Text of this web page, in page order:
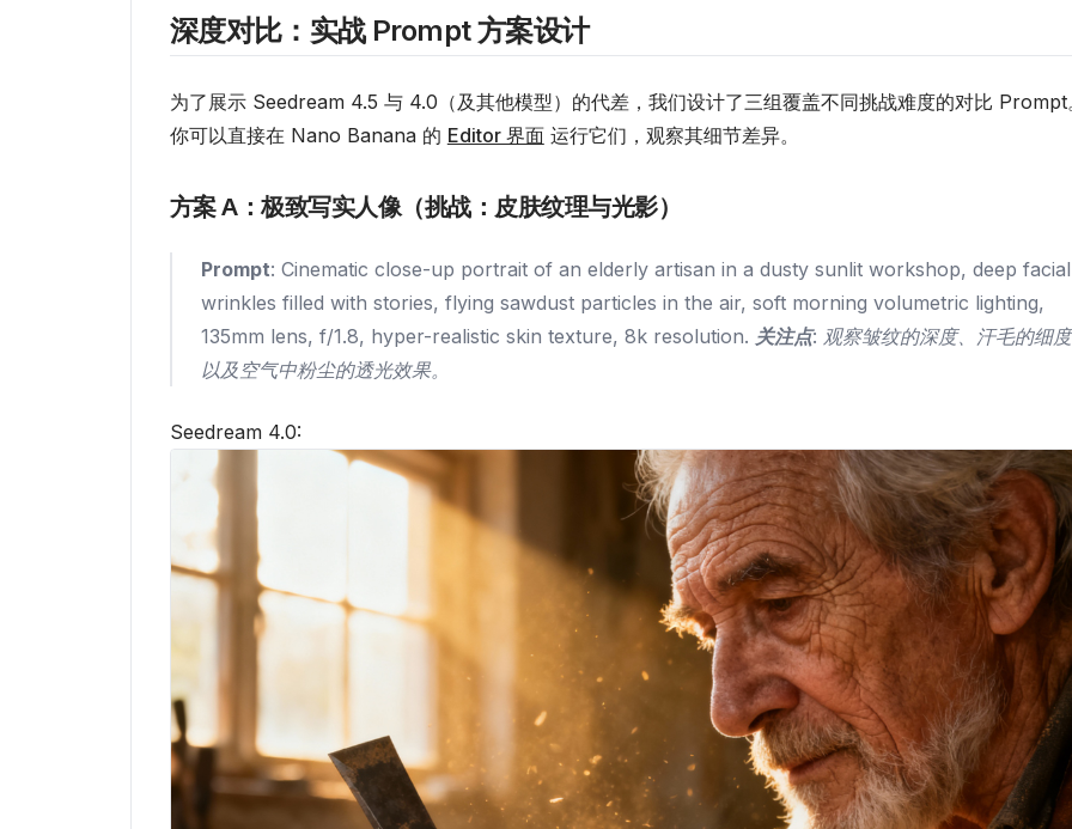
深度对比：实战 Prompt 方案设计
为了展示 Seedream 4.5 与 4.0（及其他模型）的代差，我们设计了三组覆盖不同挑战难度的对比 Prompt
你可以直接在 Nano Banana 的 Editor 界面运行它们，观察其细节差异。
方案 A：极致写实人像（挑战：皮肤纹理与光影）
Prompt: Cinematic close-up portrait of an elderly artisan in a dusty sunlit workshop, deep facial
wrinkles filled with stories, flying sawdust particles in the air, soft morning volumetric lighting,
135mm lens, f/1.8, hyper-realistic skin texture, 8k resolution. 关注点: 观察皱纹的深度、汗毛的细度
以及空气中粉尘的透光效果。
Seedream 4.0: